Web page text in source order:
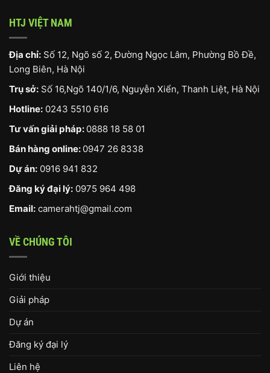
HTJ VIỆT NAM
Địa chỉ: Số 12, Ngõ số 2, Đường Ngọc Lâm, Phường Bồ Đề,
Long Biên, Hà Nội
Trụ sở: Số 16,Ngõ 140/1/6, Nguyễn Xiển, Thanh Liệt, Hà Nội
Hotline: 0243 5510 616
Tư vấn giải pháp: 0888 18 58 01
Bán hàng online: 0947 26 8338
Dự án: 0916 941 832
Đăng ký đại lý: 0975 964 498
Email: camerahtj@gmail.com
VỀ CHÚNG TÔI
Giới thiệu
Giải pháp
Dự án
Đăng ký đại lý
Liên hệ